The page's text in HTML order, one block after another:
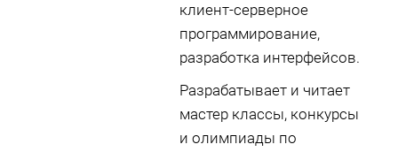
клиент-серверное
программирование,
разработка интерфейсов.
Разрабатывает и читает
мастер классы, конкурсы
и олимпиады по